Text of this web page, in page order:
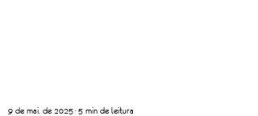
9 de mai. de 2025 5 min de leitura